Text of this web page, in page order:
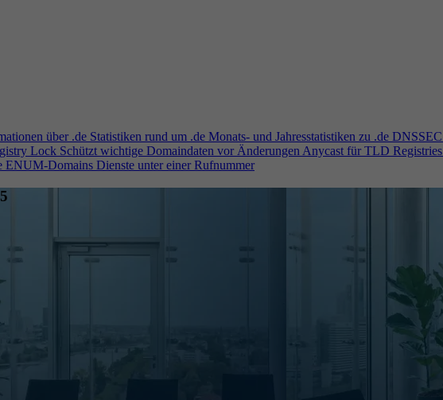
über .de Statistiken rund um .de Monats- und Jahresstatistiken zu .de DNSSEC
Lock Schützt wichtige Domaindaten vor ÄnderungenAnycast für TLD Registries
ENUM-Domains Dienste unter einer Rufnummer